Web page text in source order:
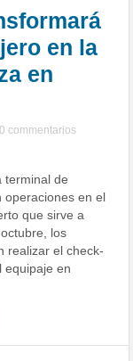
en la
en
0 commentarios
terminal de
operaciones en el
que sirve a
los
realizar el check-
equipaje en